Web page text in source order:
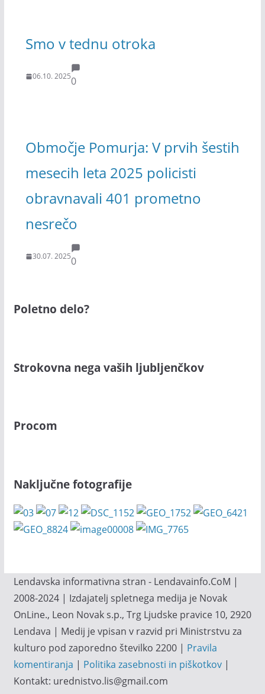
Smo v tednu otroka
06.10. 20250
Območje Pomurja: V prvih šestih
mesecih leta 2025 policisti
obravnavali 401 prometno
nesrečo
30.07. 20250
Poletno delo?
Strokovna nega vaših ljubljenčkov
Procom
Naključne fotografije
Lendavska informativna stran - Lendavainfo.CoM |
2008-2024 | Izdajatelj spletnega medija je Novak
OnLine., Leon Novak s.p., Trg Ljudske pravice 10, 2920
Lendava | Medij je vpisan v razvid pri Ministrstvu za
kulturo pod zaporedno številko 2200 | Pravila
komentiranja | Politika zasebnosti in piškotkov|
Kontakt: urednistvo.lis@gmail.com